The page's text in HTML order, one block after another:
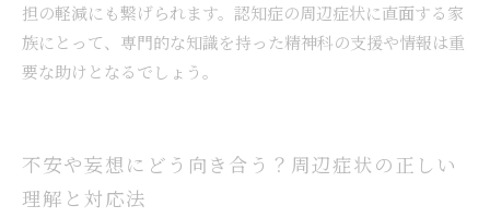
担の軽減にも繋げられます。認知症の周辺症状に直面する家
族にとって、専門的な知識を持った精神科の支援や情報は重
要な助けとなるでしょう。
不安や妄想にどう向き合う？周辺症状の正しい
理解と対応法